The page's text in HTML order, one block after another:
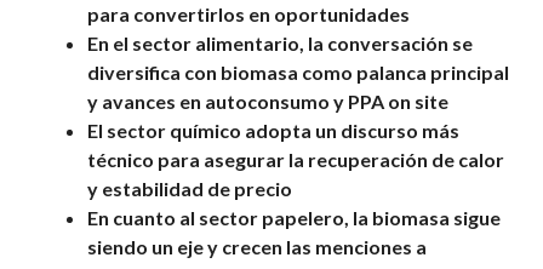
para convertirlos en oportunidades
En el sector alimentario, la conversación se
diversifica con biomasa como palanca principal
y avances en autoconsumo y PPA on site
El sector químico adopta un discurso más
técnico para asegurar la recuperación de calor
y estabilidad de precio
En cuanto al sector papelero, la biomasa sigue
siendo un eje y crecen las menciones a